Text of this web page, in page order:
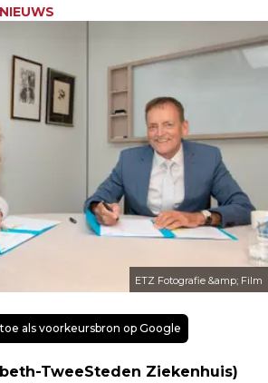
NIEUWS
ETZ Fotografie &amp; Film
als voorkeursbron op Google
TweeSteden Ziekenhuis)